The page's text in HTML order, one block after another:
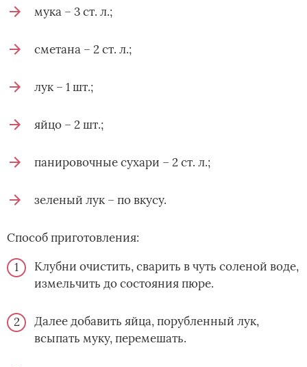
мука – 3 ст. л.;
сметана – 2 ст. л.;
лук – 1 шт.;
яйцо – 2 шт.;
панировочные сухари – 2 ст. л.;
зеленый лук – по вкусу.
Способ приготовления:
Клубни очистить, сварить в чуть соленой воде,
измельчить до состояния пюре.
Далее добавить яйца, порубленный лук,
всыпать муку, перемешать.